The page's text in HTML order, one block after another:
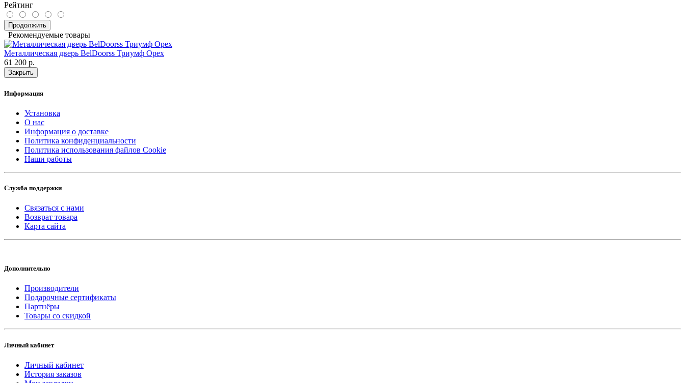
Рейтинг
Продолжить
Рекомендуемые товары
Металлическая дверь BelDoorss Триумф Орех
61 200 р.
Закрыть
Информация
Установка
О нас
Информация о доставке
Политика конфиденциальности
Политика использования файлов Cookie
Наши работы
Служба поддержки
Связаться с нами
Возврат товара
Карта сайта
Дополнительно
Производители
Подарочные сертификаты
Партнёры
Товары со скидкой
Личный кабинет
Личный кабинет
История заказов